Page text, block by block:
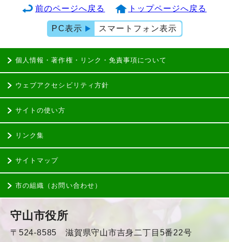
前のページへ戻る トップページへ戻る
PC表示 スマートフォン表示
個人情報・著作権・リンク・免責事項について
ウェブアクセシビリティ方針
サイトの使い方
リンク集
サイトマップ
市の組織（お問い合わせ）
守山市役所
〒524-8585 滋賀県守山市吉身二丁目5番22号